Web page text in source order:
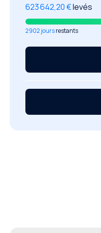
623 642,20 €levés
2902 joursrestants